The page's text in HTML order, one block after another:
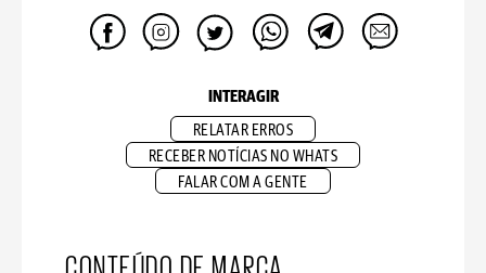
INTERAGIR
RELATAR ERROS
RECEBER NOTÍCIAS NO WHATS
FALAR COM A GENTE
CONTEÚDO DE MARCA